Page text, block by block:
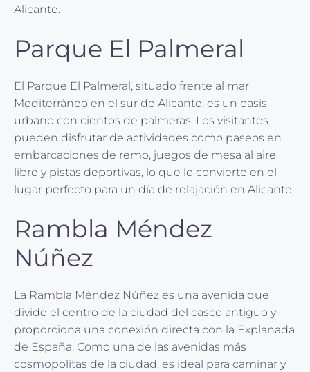
Alicante.
Parque El Palmeral
El Parque El Palmeral, situado frente al mar
Mediterráneo en el sur de Alicante, es un oasis
urbano con cientos de palmeras. Los visitantes
pueden disfrutar de actividades como paseos en
embarcaciones de remo, juegos de mesa al aire
libre y pistas deportivas, lo que lo convierte en el
lugar perfecto para un día de relajación en Alicante.
Rambla Méndez
Núñez
La Rambla Méndez Núñez es una avenida que
divide el centro de la ciudad del casco antiguo y
proporciona una conexión directa con la Explanada
de España. Como una de las avenidas más
cosmopolitas de la ciudad, es ideal para caminar y